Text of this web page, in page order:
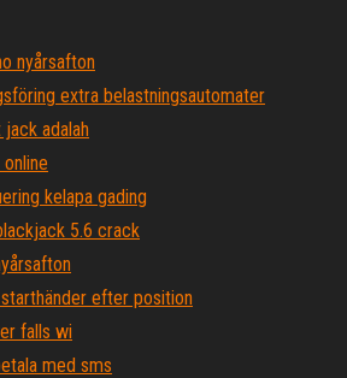
nyårsafton
extra belastningsautomater
adalah
kelapa gading
5.6 crack
efter position
falls wi
med sms